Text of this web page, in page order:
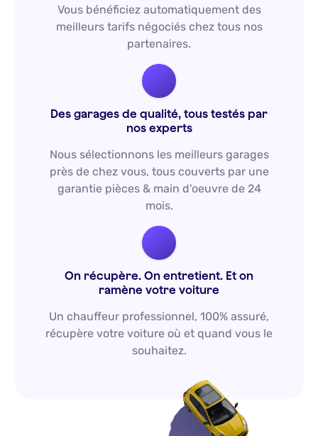
Vous bénéficiez automatiquement des
meilleurs tarifs négociés chez tous nos
partenaires.
Des garages de qualité, tous testés par
nos experts
Nous sélectionnons les meilleurs garages
près de chez vous, tous couverts par une
garantie pièces & main d'oeuvre de 24
mois.
On récupère. On entretient. Et on
ramène votre voiture
Un chauffeur professionnel, 100% assuré,
récupère votre voiture où et quand vous le
souhaitez.